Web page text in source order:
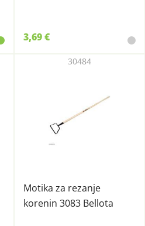
3,69 €
Motika za rezanje
korenin 3083 Bellota
30484